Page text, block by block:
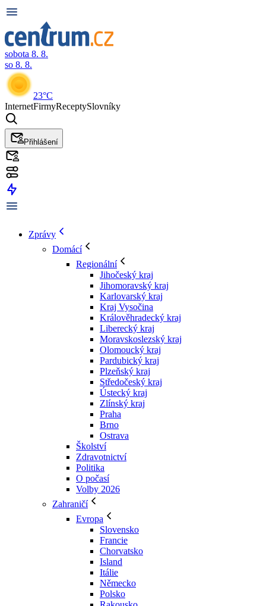
sobota 8. 8.
so 8. 8.
23°C
InternetFirmyReceptySlovníky
Přihlášení
Zprávy
Domácí
Regionální
Jihočeský kraj
Jihomoravský kraj
Karlovarský kraj
Kraj Vysočina
Králověhradecký kraj
Liberecký kraj
Moravskoslezský kraj
Olomoucký kraj
Pardubický kraj
Plzeňský kraj
Středočeský kraj
Ústecký kraj
Zlínský kraj
Praha
Brno
Ostrava
Školství
Zdravotnictví
Politika
O počasí
Volby 2026
Zahraničí
Evropa
Slovensko
Francie
Chorvatsko
Island
Itálie
Německo
Polsko